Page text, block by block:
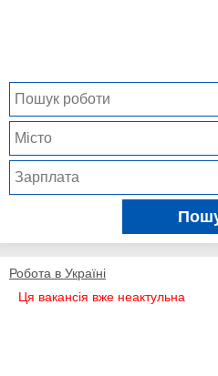
Робота в Україні
Ця вакансія вже неактульна